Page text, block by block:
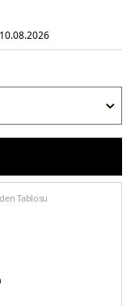
Tablosu